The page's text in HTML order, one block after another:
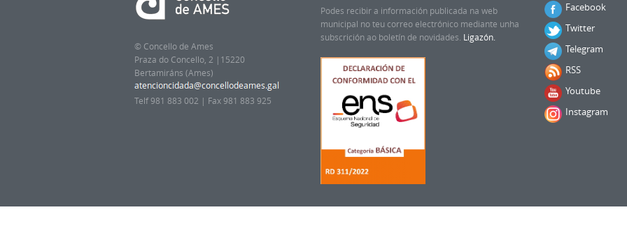
© Concello de Ames
Praza do Concello, 2 |15220
Bertamiráns (Ames)
Telf 981 883 002 | Fax 981 883 925
Podes recibir a información publicada na web
municipal no teu correo electrónico mediante unha
subscrición ao boletín de novidades. Ligazón.
Facebook
Twitter
Telegram
RSS
Youtube
Instagram